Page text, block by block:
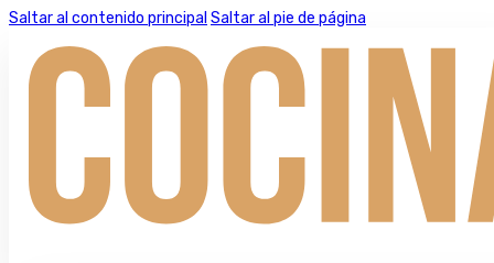
Saltar al contenido principal Saltar al pie de página